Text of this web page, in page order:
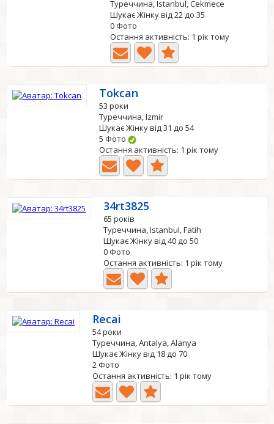
Туреччина, Istanbul, Cekmece
Шукає Жінку від 22 до 35
0 Фото
Остання активність: 1 рік тому
Tokcan
53 роки
Туреччина, Izmir
Шукає Жінку від 31 до 54
5 Фото
Остання активність: 1 рік тому
34rt3825
65 років
Туреччина, Istanbul, Fatih
Шукає Жінку від 40 до 50
0 Фото
Остання активність: 1 рік тому
Recai
54 роки
Туреччина, Antalya, Alanya
Шукає Жінку від 18 до 70
2 Фото
Остання активність: 1 рік тому